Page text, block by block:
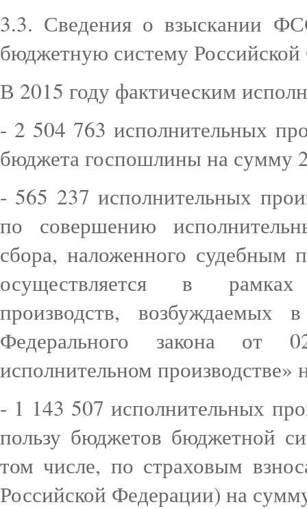
3.3. Сведения о взыскании
бюджетную систему
В 2015 году фактическим
- 2 504 763 исполнительных
бюджета госпошлины на сумму
- 565 237 исполнительных
по совершению
сбора, наложенного судебным
осуществляется в
производств,
Федерального закона
исполнительном
- 1 143 507 исполнительных
пользу бюджетов бюджетной
том числе, по страховым
Российской Федерации) на